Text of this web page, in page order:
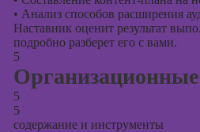
• Анализ способов расширения
Наставник оценит результат
подробно разберет его с вами.
5
5
5
содержание и инструменты